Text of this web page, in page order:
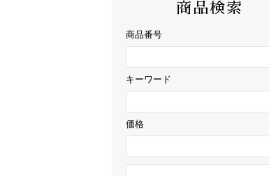
商品検索
商品番号
キーワード
価格